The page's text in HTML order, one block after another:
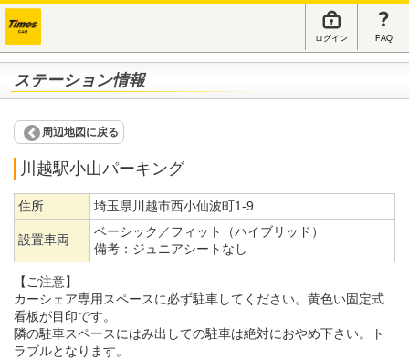
ログイン FAQ
ステーション情報
周辺地図に戻る
川越駅小山パーキング
住所 埼玉県川越市西小仙波町1-9
設置車両
ベーシック／フィット（ハイブリッド）
備考： ジュニアシートなし
【ご注意】
カーシェア専用スペースに必ず駐車してください。黄色い固定式
看板が目印です。
隣の駐車スペースにはみ出しての駐車は絶対におやめ下さい。ト
ラブルとなります。